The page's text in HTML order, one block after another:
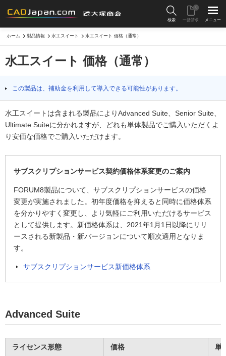
検索 一括請求
0
メニュー
ホーム 製品情報 水工スイート 水工スイート 価格（通常）
水工スイート 価格（通常）
この製品は、補助金を利用して導入できる可能性があります。
水工スイートは含まれる製品によりAdvanced Suite、Senior Suite、
Ultimate Suiteに分かれますが、どれも単体製品でご購入いただくよ
り安価な価格でご購入いただけます。
サブスクリプションサービス契約価格体系変更のご案内
FORUM8製品について、サブスクリプションサービスの価格
変更が実施されました。初年度価格を抑えると同時に価格体系
を分かりやすく変更し、より気軽にご利用いただけるサービス
として提供します。新価格体系は、2021年1月1日以降にリリ
ースされる新製品・新バージョンについて順次適用となりま
す。
サブスクリプションサービス新価格体系
Advanced Suite
ライセンス形態 価格 単